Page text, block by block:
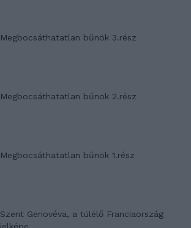
Megbocsáthatatlan bűnök 3.rész
Megbocsáthatatlan bűnök 2.rész
Megbocsáthatatlan bűnök 1.rész
Szent Genovéva, a túlélő Franciaország